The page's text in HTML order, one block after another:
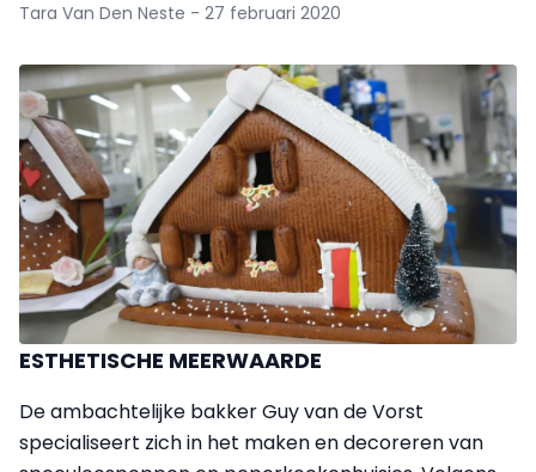
Tara Van Den Neste - 27 februari 2020
ESTHETISCHE MEERWAARDE
De ambachtelijke bakker Guy van de Vorst
specialiseert zich in het maken en decoreren van